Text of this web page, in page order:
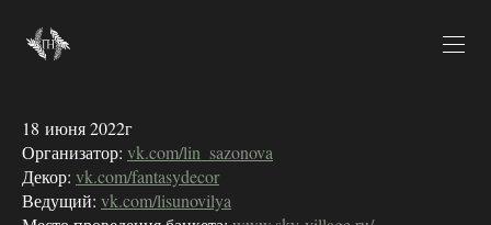
18 июня 2022г
Организатор: vk.com/lin_sazonova
Декор: vk.com/fantasydecor
Ведущий: vk.com/lisunovilya